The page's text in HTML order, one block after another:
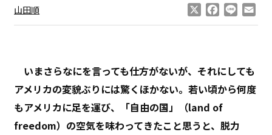
山田順 Facebook
Line
いまさらなにを言っても仕方がないが、それにしても
アメリカの変貌ぶりには驚くほかない。若い頃から何度
もアメリカに足を運び、「自由の国」（land of
freedom）の空気を味わってきたこと思うと、脱力